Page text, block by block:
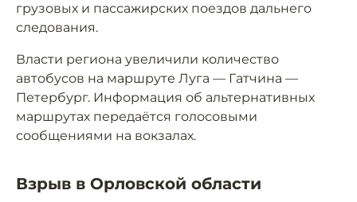
грузовых и пассажирских поездов дальнего
следования.
Власти региона увеличили количество
автобусов на маршруте Луга — Гатчина —
Петербург. Информация об альтернативных
маршрутах передаётся голосовыми
сообщениями на вокзалах.
Взрыв в Орловской области